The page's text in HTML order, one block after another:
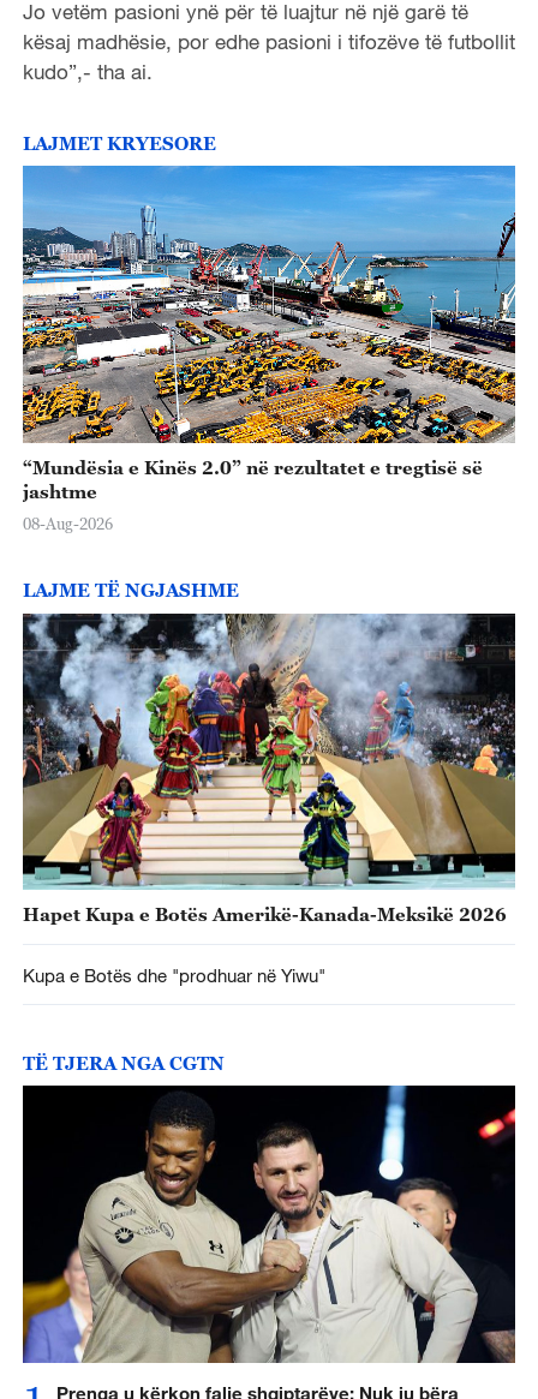
Jo vetëm pasioni ynë për të luajtur në një garë të
kësaj madhësie, por edhe pasioni i tifozëve të futbollit
kudo”,- tha ai.
LAJMET KRYESORE
“Mundësia e Kinës 2.0” në rezultatet e tregtisë së
jashtme
08-Aug-2026
LAJME TË NGJASHME
Hapet Kupa e Botës Amerikë-Kanada-Meksikë 2026
Kupa e Botës dhe "prodhuar në Yiwu"
TË TJERA NGA CGTN
Prenga u kërkon falje shqiptarëve: Nuk iu bëra